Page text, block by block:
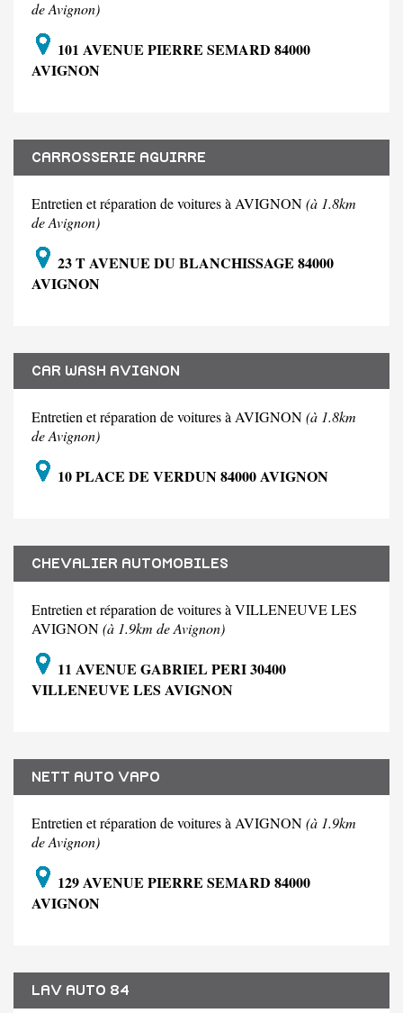
de Avignon)
101 AVENUE PIERRE SEMARD 84000
AVIGNON
CARROSSERIE AGUIRRE
Entretien et réparation de voitures à AVIGNON(à 1.8km
de Avignon)
23 T AVENUE DU BLANCHISSAGE 84000
AVIGNON
CAR WASH AVIGNON
Entretien et réparation de voitures à AVIGNON(à 1.8km
de Avignon)
10 PLACE DE VERDUN 84000 AVIGNON
CHEVALIER AUTOMOBILES
Entretien et réparation de voitures à VILLENEUVE LES
AVIGNON(à 1.9km de Avignon)
11 AVENUE GABRIEL PERI 30400
VILLENEUVE LES AVIGNON
NETT AUTO VAPO
Entretien et réparation de voitures à AVIGNON(à 1.9km
de Avignon)
129 AVENUE PIERRE SEMARD 84000
AVIGNON
LAV AUTO 84